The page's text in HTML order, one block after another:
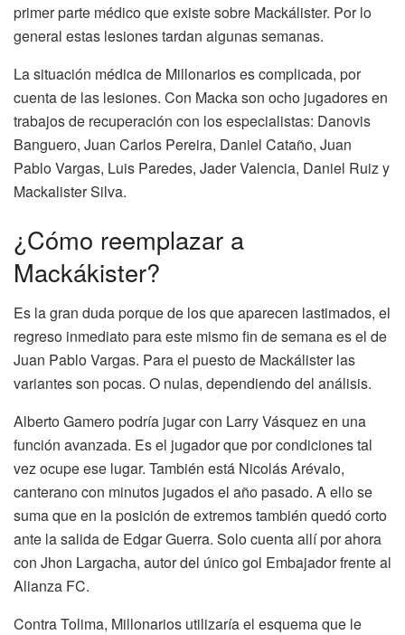
primer parte médico que existe sobre Mackálister. Por lo
general estas lesiones tardan algunas semanas.
La situación médica de Millonarios es complicada, por
cuenta de las lesiones. Con Macka son ocho jugadores en
trabajos de recuperación con los especialistas: Danovis
Banguero, Juan Carlos Pereira, Daniel Cataño, Juan
Pablo Vargas, Luis Paredes, Jader Valencia, Daniel Ruiz y
Mackalister Silva.
¿Cómo reemplazar a
Mackákister?
Es la gran duda porque de los que aparecen lastimados, el
regreso inmediato para este mismo fin de semana es el de
Juan Pablo Vargas. Para el puesto de Mackálister las
variantes son pocas. O nulas, dependiendo del análisis.
Alberto Gamero podría jugar con Larry Vásquez en una
función avanzada. Es el jugador que por condiciones tal
vez ocupe ese lugar. También está Nicolás Arévalo,
canterano con minutos jugados el año pasado. A ello se
suma que en la posición de extremos también quedó corto
ante la salida de Edgar Guerra. Solo cuenta allí por ahora
con Jhon Largacha, autor del único gol Embajador frente al
Alianza FC.
Contra Tolima, Millonarios utilizaría el esquema que le